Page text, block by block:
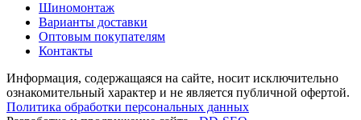
Шиномонтаж
Варианты доставки
Оптовым покупателям
Контакты
Информация, содержащаяся на сайте, носит исключительно
ознакомительный характер и не является публичной офертой.
Политика обработки персональных данных